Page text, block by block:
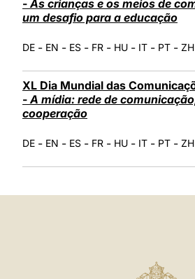
- As crianças e os meios de
um desafio para a educação
DE - EN - ES - FR - HU - IT - PT - ZH
XL Dia Mundial das
- A mídia: rede de
cooperação
DE - EN - ES - FR - HU - IT - PT - ZH